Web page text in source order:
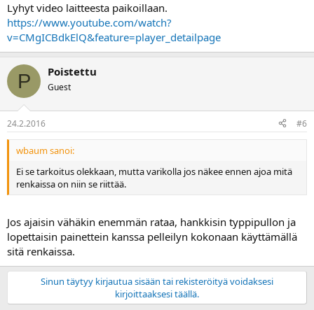
Lyhyt video laitteesta paikoillaan.
https://www.youtube.com/watch?
v=CMgICBdkElQ&feature=player_detailpage
P Poistettu
Guest
24.2.2016 #6
wbaum sanoi:
Ei se tarkoitus olekkaan, mutta varikolla jos näkee ennen ajoa mitä
renkaissa on niin se riittää.
Jos ajaisin vähäkin enemmän rataa, hankkisin typpipullon ja
lopettaisin painettein kanssa pelleilyn kokonaan käyttämällä
sitä renkaissa.
Sinun täytyy kirjautua sisään tai rekisteröityä voidaksesi
kirjoittaaksesi täällä.